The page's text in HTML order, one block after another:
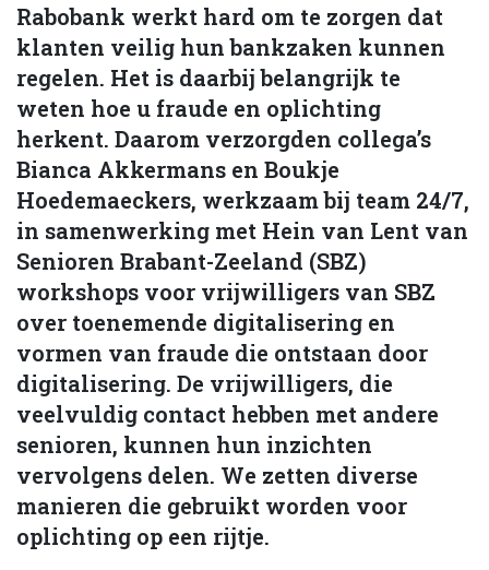
Rabobank werkt hard om te zorgen dat
klanten veilig hun bankzaken kunnen
regelen. Het is daarbij belangrijk te
weten hoe u fraude en oplichting
herkent. Daarom verzorgden collega’s
Bianca Akkermans en Boukje
Hoedemaeckers, werkzaam bij team 24/7,
in samenwerking met Hein van Lent van
Senioren Brabant-Zeeland (SBZ)
workshops voor vrijwilligers van SBZ
over toenemende digitalisering en
vormen van fraude die ontstaan door
digitalisering. De vrijwilligers, die
veelvuldig contact hebben met andere
senioren, kunnen hun inzichten
vervolgens delen. We zetten diverse
manieren die gebruikt worden voor
oplichting op een rijtje.